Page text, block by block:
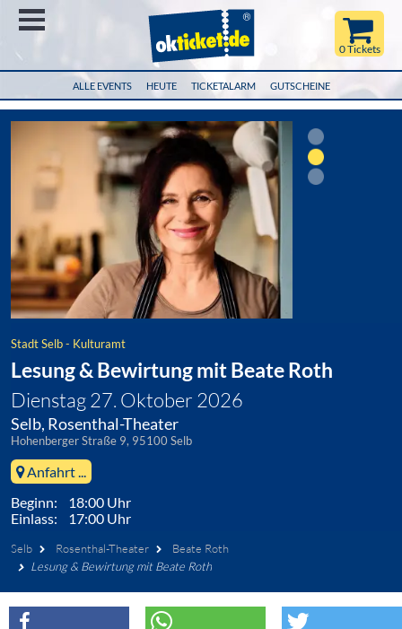
ALLE EVENTS HEUTE TICKETALARM GUTSCHEINE
0 Tickets
Stadt Selb - Kulturamt
Lesung & Bewirtung mit Beate Roth
Dienstag 27. Oktober 2026
Selb, Rosenthal-Theater
Hohenberger Straße 9, 95100 Selb
Anfahrt ...
Beginn: 18:00 Uhr
Einlass: 17:00 Uhr
Selb Rosenthal-Theater
Beate Roth
Lesung & Bewirtung mit Beate Roth